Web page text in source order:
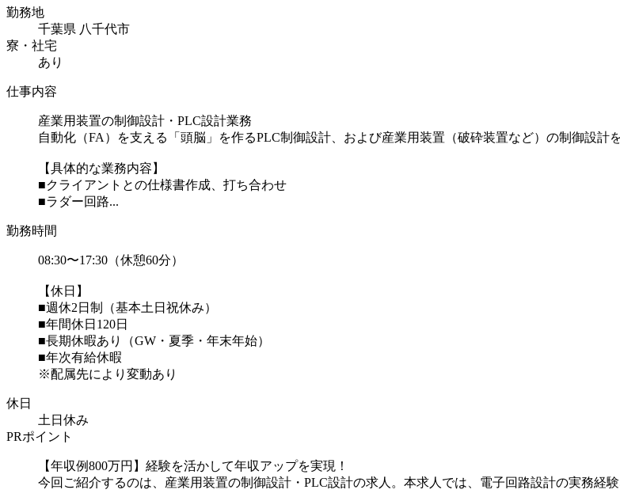
勤務地
千葉県 八千代市
寮・社宅
あり
仕事内容
産業用装置の制御設計・PLC設計業務
自動化（FA）を支える「頭脳」を作るPLC制御設計、および産業用装置（破砕装置など）の制御設計
【具体的な業務内容】
■クライアントとの仕様書作成、打ち合わせ
■ラダー回路...
勤務時間
08:30〜17:30（休憩60分）
【休日】
■週休2日制（基本土日祝休み）
■年間休日120日
■長期休暇あり（GW・夏季・年末年始）
■年次有給休暇
※配属先により変動あり
休日
土日休み
PRポイント
【年収例800万円】経験を活かして年収アップを実現！
今回ご紹介するのは、産業用装置の制御設計・PLC設計の求人。本求人では、電子回路設計の実務経